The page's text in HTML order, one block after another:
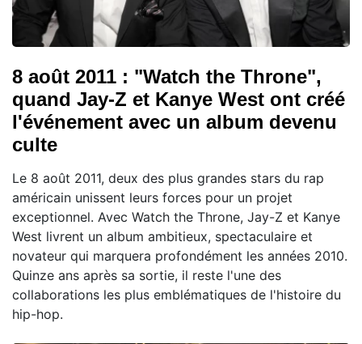
8 août 2011 : "Watch the Throne",
quand Jay-Z et Kanye West ont créé
l'événement avec un album devenu
culte
Le 8 août 2011, deux des plus grandes stars du rap
américain unissent leurs forces pour un projet
exceptionnel. Avec Watch the Throne, Jay-Z et Kanye
West livrent un album ambitieux, spectaculaire et
novateur qui marquera profondément les années 2010.
Quinze ans après sa sortie, il reste l'une des
collaborations les plus emblématiques de l'histoire du
hip-hop.